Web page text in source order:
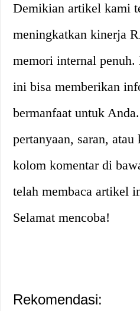
Demikian artikel kami
meningkatkan kinerja
memori internal
ini bisa memberikan
bermanfaat untuk
pertanyaan, saran,
kolom komentar di
telah membaca artikel
Selamat mencoba!
Rekomendasi: